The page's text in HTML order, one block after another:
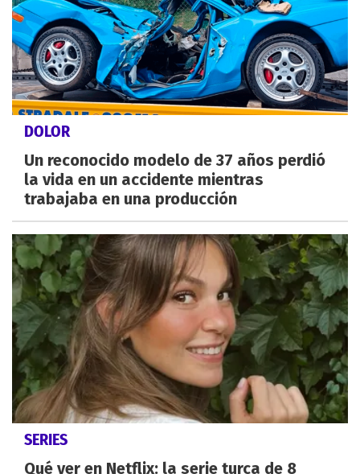
DOLOR
Un reconocido modelo de 37 años perdió
la vida en un accidente mientras
trabajaba en una producción
SERIES
Qué ver en Netflix: la serie turca de 8